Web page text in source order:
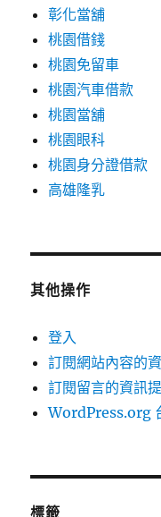
彰化當舖
桃園借錢
桃園免留車
桃園汽車借款
桃園當舖
桃園眼科
桃園身分證借款
高雄隆乳
其他操作
登入
訂閱網站內容的
訂閱留言的資訊
WordPress.org
標籤